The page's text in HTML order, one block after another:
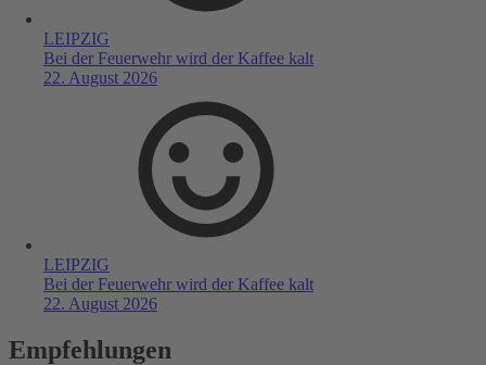
LEIPZIG
Bei der Feuerwehr wird der Kaffee kalt
22. August 2026
LEIPZIG
Bei der Feuerwehr wird der Kaffee kalt
22. August 2026
Empfehlungen